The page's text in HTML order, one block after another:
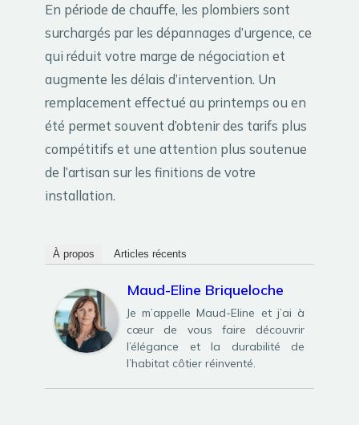
En période de chauffe, les plombiers sont
surchargés par les dépannages d’urgence, ce
qui réduit votre marge de négociation et
augmente les délais d’intervention. Un
remplacement effectué au printemps ou en
été permet souvent d’obtenir des tarifs plus
compétitifs et une attention plus soutenue
de l’artisan sur les finitions de votre
installation.
À propos Articles récents
Maud-Eline Briqueloche
Je m’appelle Maud-Eline et j’ai à
cœur de vous faire découvrir
l’élégance et la durabilité de
l’habitat côtier réinventé.